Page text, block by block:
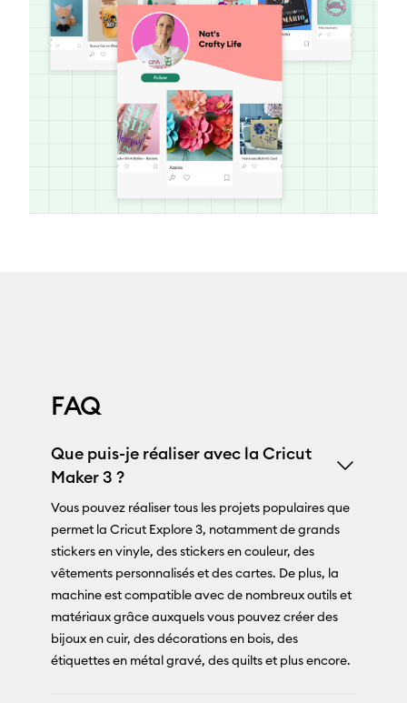
FAQ
Que puis-je réaliser avec la Cricut
Maker 3 ?
Vous pouvez réaliser tous les projets populaires que
permet la Cricut Explore 3, notamment de grands
stickers en vinyle, des stickers en couleur, des
vêtements personnalisés et des cartes. De plus, la
machine est compatible avec de nombreux outils et
matériaux grâce auxquels vous pouvez créer des
bijoux en cuir, des décorations en bois, des
étiquettes en métal gravé, des quilts et plus encore.